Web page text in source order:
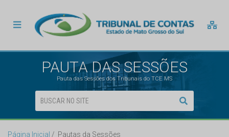
PAUTA DAS SESSÕES
Pauta das Sessões dos Tribunais do TCE MS
Página Inicial Pautas da Sessões